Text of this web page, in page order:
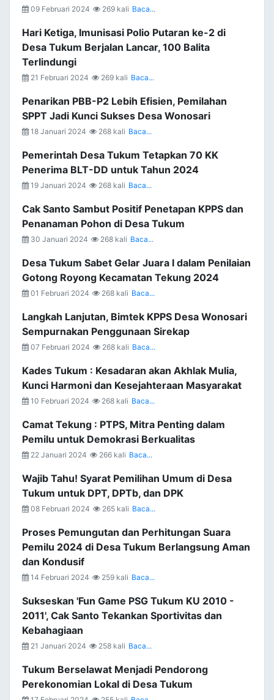
09 Februari 2024 269 kali Baca...
Hari Ketiga, Imunisasi Polio Putaran ke-2 di
Desa Tukum Berjalan Lancar, 100 Balita
Terlindungi
21 Februari 2024 269 kali Baca...
Penarikan PBB-P2 Lebih Efisien, Pemilahan
SPPT Jadi Kunci Sukses Desa Wonosari
18 Januari 2024 268 kali Baca...
Pemerintah Desa Tukum Tetapkan 70 KK
Penerima BLT-DD untuk Tahun 2024
19 Januari 2024 268 kali Baca...
Cak Santo Sambut Positif Penetapan KPPS dan
Penanaman Pohon di Desa Tukum
30 Januari 2024 268 kali Baca...
Desa Tukum Sabet Gelar Juara I dalam Penilaian
Gotong Royong Kecamatan Tekung 2024
01 Februari 2024 268 kali Baca...
Langkah Lanjutan, Bimtek KPPS Desa Wonosari
Sempurnakan Penggunaan Sirekap
07 Februari 2024 268 kali Baca...
Kades Tukum : Kesadaran akan Akhlak Mulia,
Kunci Harmoni dan Kesejahteraan Masyarakat
10 Februari 2024 268 kali Baca...
Camat Tekung : PTPS, Mitra Penting dalam
Pemilu untuk Demokrasi Berkualitas
22 Januari 2024 266 kali Baca...
Wajib Tahu! Syarat Pemilihan Umum di Desa
Tukum untuk DPT, DPTb, dan DPK
08 Februari 2024 265 kali Baca...
Proses Pemungutan dan Perhitungan Suara
Pemilu 2024 di Desa Tukum Berlangsung Aman
dan Kondusif
14 Februari 2024 259 kali Baca...
Sukseskan 'Fun Game PSG Tukum KU 2010 -
2011', Cak Santo Tekankan Sportivitas dan
Kebahagiaan
21 Januari 2024 258 kali Baca...
Tukum Berselawat Menjadi Pendorong
Perekonomian Lokal di Desa Tukum